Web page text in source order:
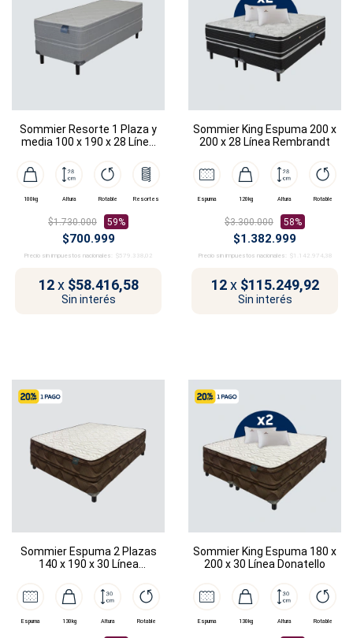
Sommier Resorte 1 Plaza y
media 100 x 190 x 28 Línea
100kg Altura Rotable Resortes
$1.730.000 59%
$700.999
Precio sin impuestos nacionales: $579.338,02
12 x $58.416,58
Sin interés
Sommier King Espuma 200 x
200 x 28 Línea Rembrandt
Espuma 120kg Altura Rotable
$3.300.000 58%
$1.382.999
Precio sin impuestos nacionales: $1.142.974,38
12 x $115.249,92
Sin interés
Sommier Espuma 2 Plazas
140 x 190 x 30 Línea
Espuma 130kg Altura Rotable
Sommier King Espuma 180 x
200 x 30 Línea Donatello
Espuma 130kg Altura Rotable